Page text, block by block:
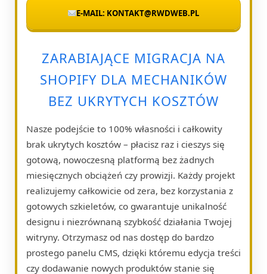
E-MAIL: KONTAKT@RWDWEB.PL
ZARABIAJĄCE MIGRACJA NA
SHOPIFY DLA MECHANIKÓW
BEZ UKRYTYCH KOSZTÓW
Nasze podejście to 100% własności i całkowity
brak ukrytych kosztów – płacisz raz i cieszys się
gotową, nowoczesną platformą bez żadnych
miesięcznych obciążeń czy prowizji. Każdy projekt
realizujemy całkowicie od zera, bez korzystania z
gotowych szkieletów, co gwarantuje unikalność
designu i niezrównaną szybkość działania Twojej
witryny. Otrzymasz od nas dostęp do bardzo
prostego panelu CMS, dzięki któremu edycja treści
czy dodawanie nowych produktów stanie się